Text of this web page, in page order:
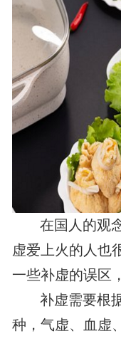
在国人的观
虚爱上火的人也
一些补虚的误区
补虚需要根
种，气虚、血虚